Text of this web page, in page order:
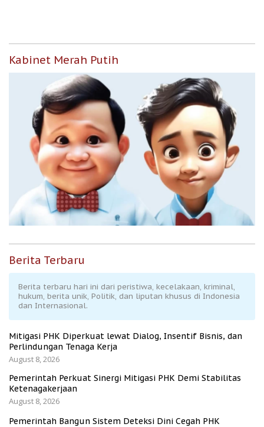
Kabinet Merah Putih
Berita Terbaru
Berita terbaru hari ini dari peristiwa, kecelakaan, kriminal,
hukum, berita unik, Politik, dan liputan khusus di Indonesia
dan Internasional.
Mitigasi PHK Diperkuat lewat Dialog, Insentif Bisnis, dan
Perlindungan Tenaga Kerja
August 8, 2026
Pemerintah Perkuat Sinergi Mitigasi PHK Demi Stabilitas
Ketenagakerjaan
August 8, 2026
Pemerintah Bangun Sistem Deteksi Dini Cegah PHK